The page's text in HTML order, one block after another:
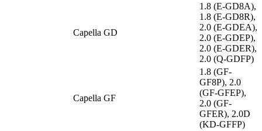
Capella GD
1.8 (E-GD8A),
1.8 (E-GD8R),
2.0 (E-GDEA),
2.0 (E-GDEP),
2.0 (E-GDER),
2.0 (Q-GDFP)
Capella GF
1.8 (GF-
GF8P), 2.0
(GF-GFEP),
2.0 (GF-
GFER), 2.0D
(KD-GFFP)